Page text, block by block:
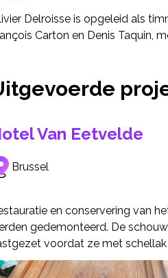
Delroisse is opgeleid als
Carton en Denis Taquin,
Van Eetvelde
Brussel
en conservering van
gedemonteerd. De
voordat ze met